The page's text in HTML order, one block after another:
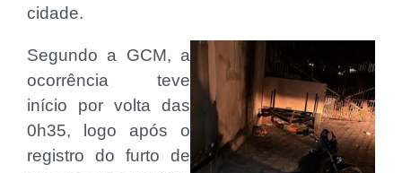
cidade.
Segundo a GCM, a
ocorrência teve
início por volta das
0h35, logo após o
registro do furto de